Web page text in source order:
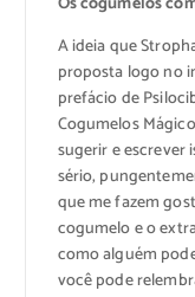
A ideia que
proposta logo no
prefácio de
Cogumelos
sugerir e
sério,
que me fazem
cogumelo e o
como alguém
você pode